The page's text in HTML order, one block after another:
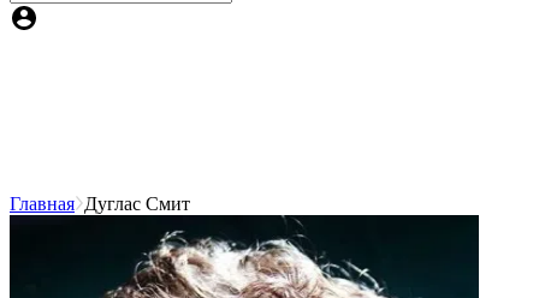
Главная Дуглас Смит